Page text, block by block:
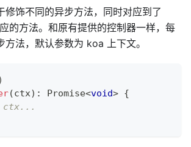
修饰不同的异步方法，同时对应到了
的方法。和原有提供的控制器一样，每
方法，默认参数为 koa 上下文。
(ctx) : Promise<void> {
ctx...